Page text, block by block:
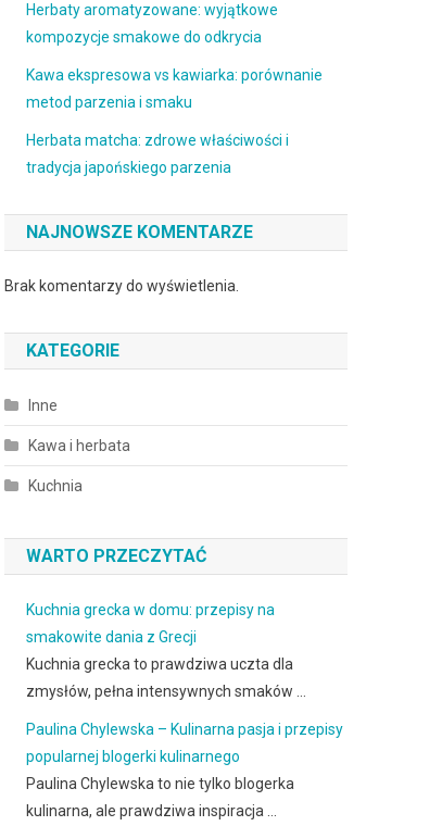
Herbaty aromatyzowane: wyjątkowe
kompozycje smakowe do odkrycia
Kawa ekspresowa vs kawiarka: porównanie
metod parzenia i smaku
Herbata matcha: zdrowe właściwości i
tradycja japońskiego parzenia
NAJNOWSZE KOMENTARZE
Brak komentarzy do wyświetlenia.
KATEGORIE
Inne
Kawa i herbata
Kuchnia
WARTO PRZECZYTAĆ
Kuchnia grecka w domu: przepisy na
smakowite dania z Grecji
Kuchnia grecka to prawdziwa uczta dla
zmysłów, pełna intensywnych smaków …
Paulina Chylewska – Kulinarna pasja i przepisy
popularnej blogerki kulinarnego
Paulina Chylewska to nie tylko blogerka
kulinarna, ale prawdziwa inspiracja …